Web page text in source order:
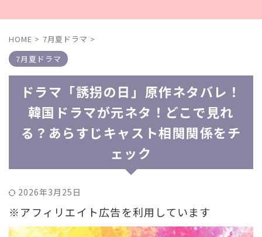
HOME > 7月夏ドラマ >
7月夏ドラマ
ドラマ「誘拐の日」原作ネタバレ！
韓国ドラマが元ネタ！どこで見れ
る？あらすじキャスト相関関係をチ
ェック
2026年3月25日
※アフィリエイト広告を利用しています